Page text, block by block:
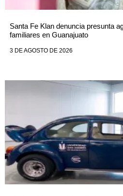
Santa Fe Klan denuncia presunta
familiares en Guanajuato
3 DE AGOSTO DE 2026